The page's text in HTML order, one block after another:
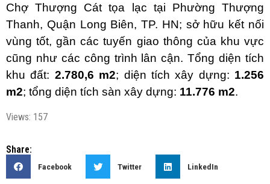
Chợ Thượng Cát tọa lạc tại Phường Thượng
Thanh, Quận Long Biên, TP. HN; sở hữu kết nối
vùng tốt, gần các tuyến giao thông của khu vực
cũng như các công trình lân cận. Tổng diện tích
khu đất: 2.780,6 m2; diện tích xây dựng: 1.256
m2; tổng diện tích sàn xây dựng: 11.776 m2.
Views: 157
Share:
Facebook Twitter LinkedIn